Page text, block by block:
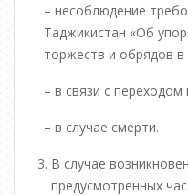
– несоблюдение
Таджикистан «Об
торжеств и обрядов в
– в связи с переходом
– в случае смерти.
В случае
предусмотренных